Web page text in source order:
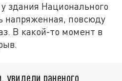
здания Национального
напряженная, повсюду
В какой-то момент в
раненого